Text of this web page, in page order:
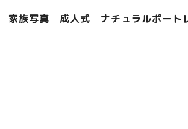
家族写真 成人式 ナチュラルポート